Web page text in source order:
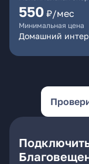
550 ₽/мес
Минимальная цена
Домашний